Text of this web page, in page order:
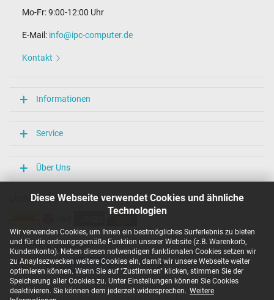
Diese Webseite verwendet Cookies und ähnliche
Technologien
Wir verwenden Cookies, um Ihnen ein bestmögliches Surferlebnis zu bieten
und für die ordnungsgemäße Funktion unserer Website (z.B. Warenkorb,
Kundenkonto). Neben diesen notwendigen funktionalen Cookies setzen wir
zu Anaylsezwecken weitere Cookies ein, damit wir unsere Webseite weiter
optimieren können. Wenn Sie auf "Zustimmen" klicken, stimmen Sie der
Speicherung aller Cookies zu. Unter Einstellungen können Sie Cookies
deaktivieren. Sie können dem jederzeit widersprechen. Weitere
Mo-Fr: 9:00-12:00 Uhr
E-Mail: info@ipc-computer.de
Kontakt
Informationen
Service
Über Uns
Unsere Versandarten
Unsere Zahlarten